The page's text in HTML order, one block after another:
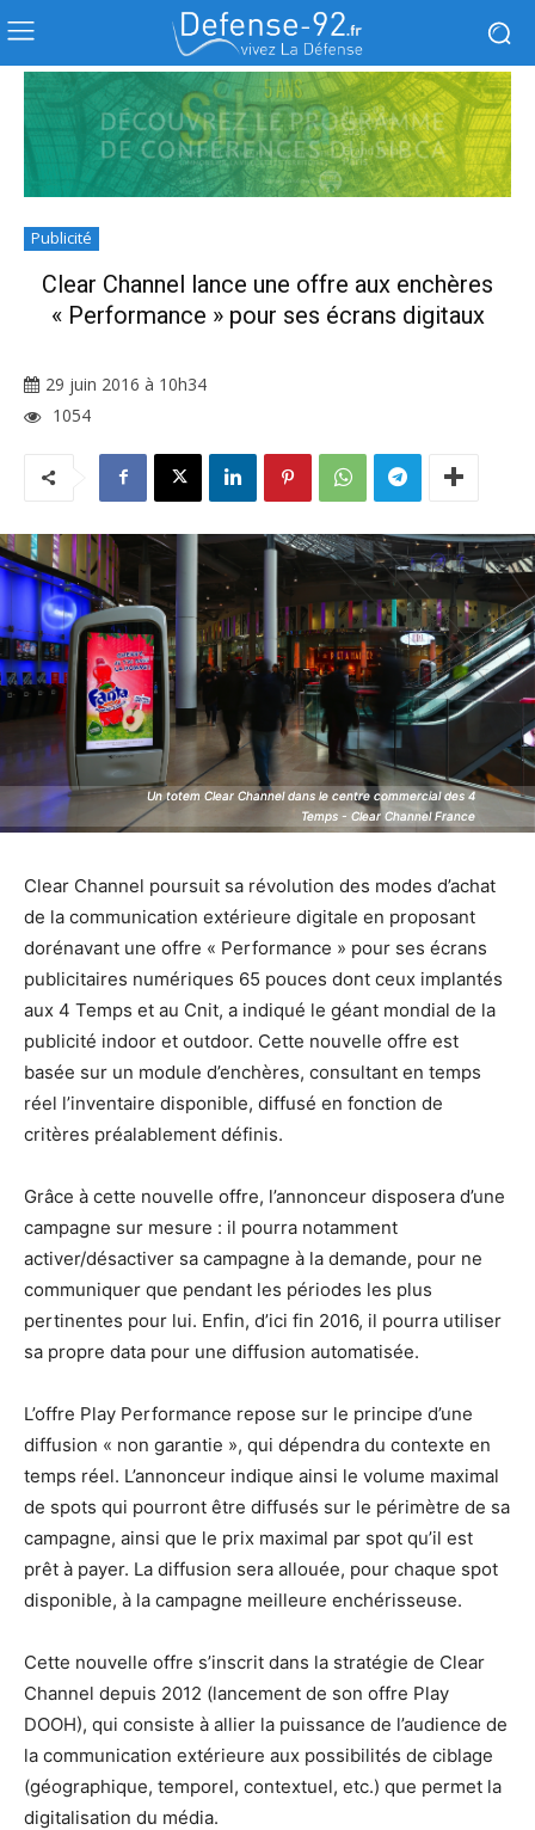
Publicité
Clear Channel lance une offre aux enchères
« Performance » pour ses écrans digitaux
29 juin 2016 à 10h34
1054
Un totem Clear Channel dans le centre commercial des 4
Temps - Clear Channel France
Un totem Clear Channel dans le centre commercial des 4
Temps - Clear Channel France
Clear Channel poursuit sa révolution des modes d’achat
de la communication extérieure digitale en proposant
dorénavant une offre « Performance » pour ses écrans
publicitaires numériques 65 pouces dont ceux implantés
aux 4 Temps et au Cnit, a indiqué le géant mondial de la
publicité indoor et outdoor. Cette nouvelle offre est
basée sur un module d’enchères, consultant en temps
réel l’inventaire disponible, diffusé en fonction de
critères préalablement définis.
Grâce à cette nouvelle offre, l’annonceur disposera d’une
campagne sur mesure : il pourra notamment
activer/désactiver sa campagne à la demande, pour ne
communiquer que pendant les périodes les plus
pertinentes pour lui. Enfin, d’ici fin 2016, il pourra utiliser
sa propre data pour une diffusion automatisée.
L’offre Play Performance repose sur le principe d’une
diffusion « non garantie », qui dépendra du contexte en
temps réel. L’annonceur indique ainsi le volume maximal
de spots qui pourront être diffusés sur le périmètre de sa
campagne, ainsi que le prix maximal par spot qu’il est
prêt à payer. La diffusion sera allouée, pour chaque spot
disponible, à la campagne meilleure enchérisseuse.
Cette nouvelle offre s’inscrit dans la stratégie de Clear
Channel depuis 2012 (lancement de son offre Play
DOOH), qui consiste à allier la puissance de l’audience de
la communication extérieure aux possibilités de ciblage
(géographique, temporel, contextuel, etc.) que permet la
digitalisation du média.